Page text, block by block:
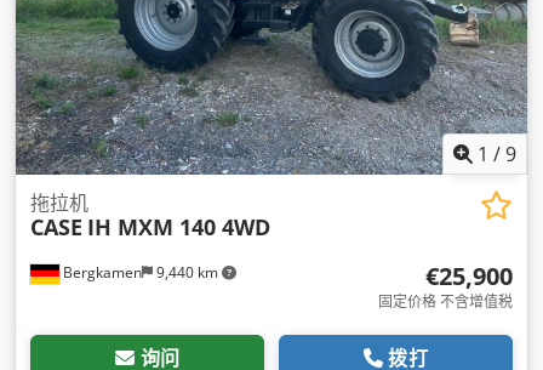
1 /9
Bergkamen 9,440 km
拖拉机
CASE IH MXM 140 4WD
€25,900
固定价格 不含增值税
询问 拨打